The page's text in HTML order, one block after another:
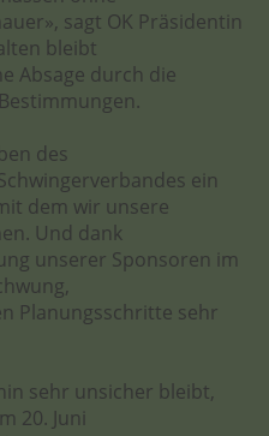
sagt OK Präsidentin
bleibt
Absage durch die
des
ein
dem wir unsere
Und dank
unserer Sponsoren im
Planungsschritte sehr
sehr unsicher bleibt,
20. Juni